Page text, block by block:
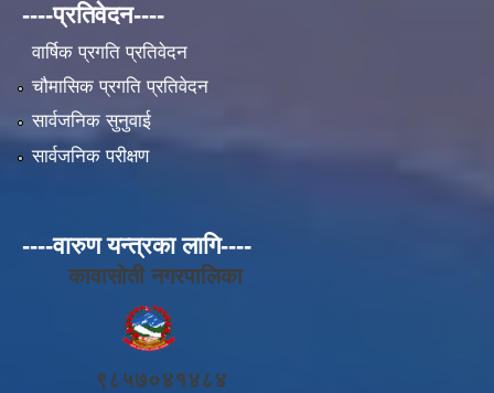
----प्रतिवेदन----
वार्षिक प्रगति प्रतिवेदन
चौमासिक प्रगति प्रतिवेदन
सार्वजनिक सुनुवाई
सार्वजनिक परीक्षण
----वारुण यन्त्रका लागि----
कावासोती नगरपालिका
९८५७०४१४८४